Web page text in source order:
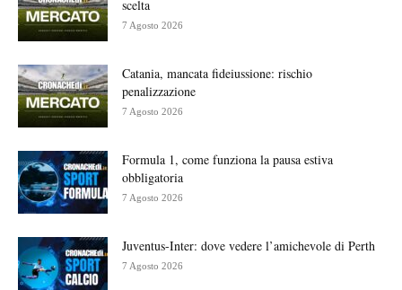
scelta
7 Agosto 2026
Catania, mancata fideiussione: rischio
penalizzazione
7 Agosto 2026
Formula 1, come funziona la pausa estiva
obbligatoria
7 Agosto 2026
Juventus-Inter: dove vedere l’amichevole di Perth
7 Agosto 2026